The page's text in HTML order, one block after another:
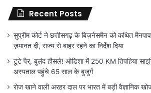
Recent Posts
सुप्रीम कोर्ट ने छत्तीसगढ़ के बिज़नेसमैन को कथित
ज़मानत दी, राज्य से बाहर रहने का निर्देश दिया
टूटे पैर, बुलंद हौसले! ओडिशा में 250 KM तिपहिया
अस्पताल पहुंचे 65 साल के बुजुर्ग
रोज खाने वाली अरहर दाल पर भारत में बड़ी वैज्ञानिक